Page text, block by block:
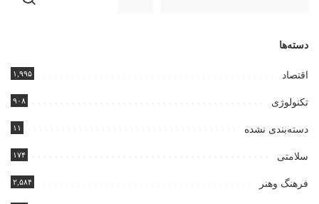
دسته‌ها
اقتصاد ۱,۹۹۵
تکنولوژی ۹۰۸
دسته‌بندی نشده ۱۱
سلامتی ۱۷۴
فرهنگ وهنر ۲,۵۸۴